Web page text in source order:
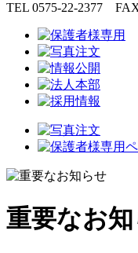
TEL 0575-22-2377
重要なお